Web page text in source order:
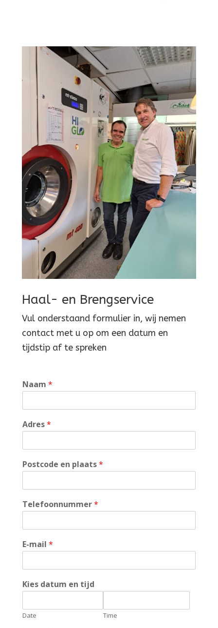
Haal- en Brengservice
Vul onderstaand formulier in, wij nemen
contact met u op om een datum en
tijdstip af te spreken
Naam *
Adres*
Postcode en plaats*
Telefoonnummer*
E-mail *
Kies datum en tijd
Date Time